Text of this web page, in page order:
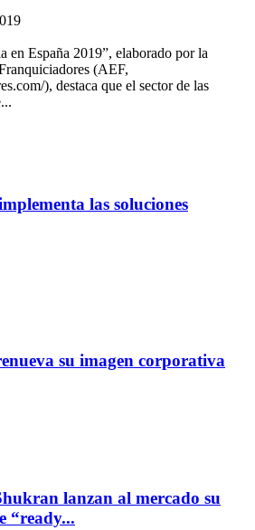
en España 2019”, elaborado por la
(AEF,
), destaca que el sector de las
las soluciones
su imagen corporativa
lanzan al mercado su
“ready...